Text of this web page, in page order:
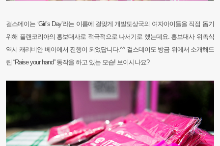
걸스데이는 ‘Girl’s Day’라는 이름에 걸맞게 개발도상국의 여자아이들을 직접 돕기
위해 플랜코리아의 홍보대사로 적극적으로 나서기로 했는데요. 홍보대사 위촉식
역시 캐리비안 베이에서 진행이 되었답니다.^^ 걸스데이도 방금 위에서 소개해드
린 “Raiseyour hand” 동작을 하고 있는 모습! 보이시나요?